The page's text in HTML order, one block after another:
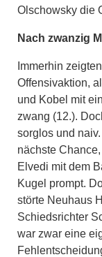
Olschowsky die
Nach zwanzig
Immerhin
Offensivaktion,
und Kobel mit
zwang (12.).
sorglos und
nächste
Elvedi mit dem
Kugel prompt.
störte Neuhaus
Schiedsrichter
war zwar eine